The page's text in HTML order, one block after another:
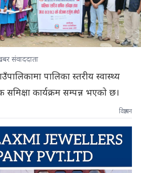
संवाददाता
पालिका स्तरीय स्वास्थ्य
समिक्षा कार्यक्रम सम्पन्न भएको छ।
विज्ञापन